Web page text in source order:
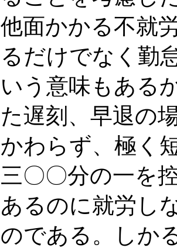
他面かかる不就
るだけでなく勤
いう意味もある
た遅刻、早退の
かわらず、極く
三〇〇分の一を
あるのに就労し
のである。しか